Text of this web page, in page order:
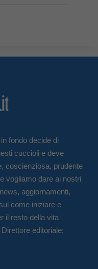
fondo decide di
cuccioli e deve
coscienziosa, prudente
vogliamo dare ai nostri
aggiornamenti,
come iniziare e
il resto della vita
editoriale: